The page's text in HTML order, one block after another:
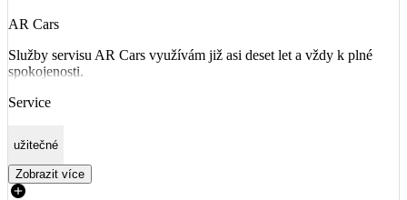
AR Cars
Služby servisu AR Cars využívám již asi deset let a vždy k plné
spokojenosti.
Service
užitečné
Zobrazit více